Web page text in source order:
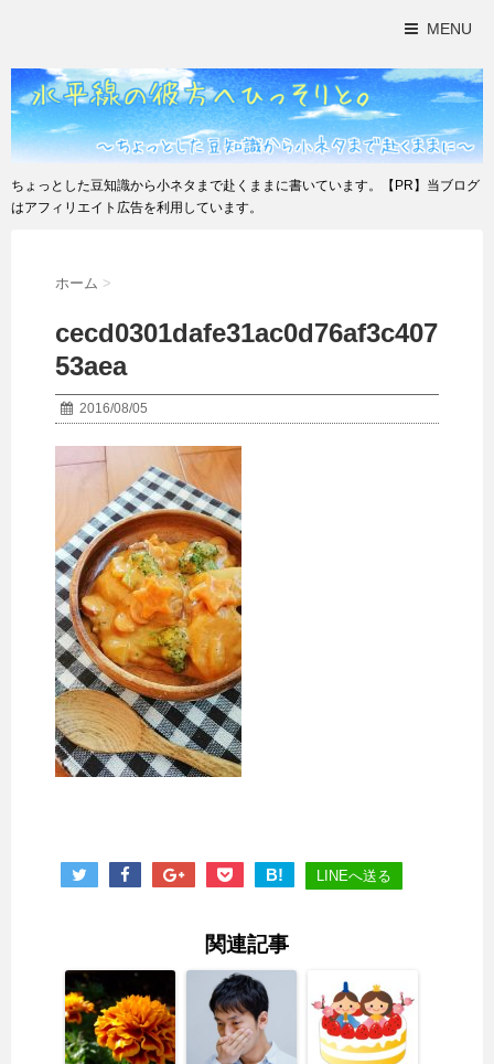
MENU
ちょっとした豆知識から小ネタまで赴くままに書いています。【PR】当ブログ
はアフィリエイト広告を利用しています。
ホーム >
cecd0301dafe31ac0d76af3c407
53aea
2016/08/05
B! LINEへ送る
関連記事